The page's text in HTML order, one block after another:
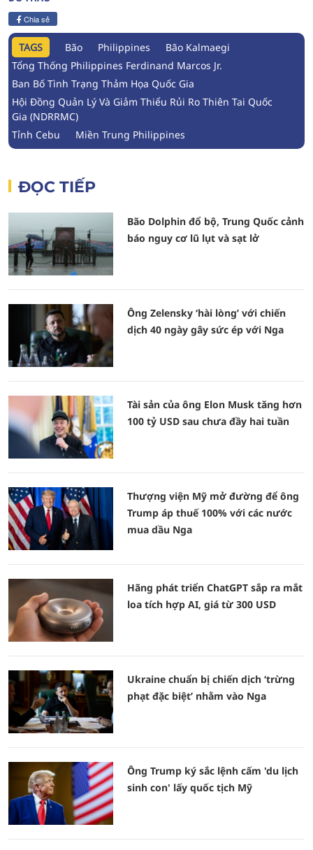
Chia sẻ
TAGS Bão Philippines
Bão Kalmaegi
Tổng Thống Philippines Ferdinand Marcos Jr.
Ban Bố Tình Trạng Thảm Họa Quốc Gia
Hội Đồng Quản Lý Và Giảm Thiểu Rủi Ro Thiên Tai Quốc
Gia (NDRRMC)
Tỉnh Cebu
Miền Trung Philippines
ĐỌC TIẾP
Bão Dolphin đổ bộ, Trung Quốc cảnh
báo nguy cơ lũ lụt và sạt lở
Ông Zelensky ‘hài lòng’ với chiến
dịch 40 ngày gây sức ép với Nga
Tài sản của ông Elon Musk tăng hơn
100 tỷ USD sau chưa đầy hai tuần
Thượng viện Mỹ mở đường để ông
Trump áp thuế 100% với các nước
mua dầu Nga
Hãng phát triển ChatGPT sắp ra mắt
loa tích hợp AI, giá từ 300 USD
Ukraine chuẩn bị chiến dịch ‘trừng
phạt đặc biệt’ nhằm vào Nga
Ông Trump ký sắc lệnh cấm 'du lịch
sinh con' lấy quốc tịch Mỹ